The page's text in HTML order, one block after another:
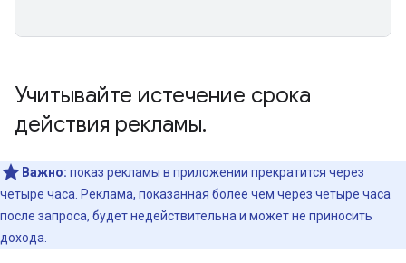
Учитывайте истечение срока
действия рекламы.
Важно: показ рекламы в приложении прекратится через
четыре часа. Реклама, показанная более чем через четыре часа
после запроса, будет недействительна и может не приносить
дохода.